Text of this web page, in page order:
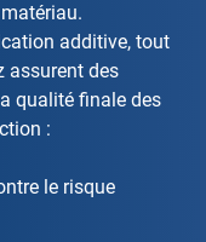
additive, tout
assurent des
qualité finale des
:
le risque